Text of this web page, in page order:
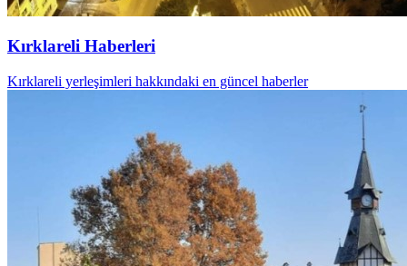
Kırklareli Haberleri
Kırklareli yerleşimleri hakkındaki en güncel haberler